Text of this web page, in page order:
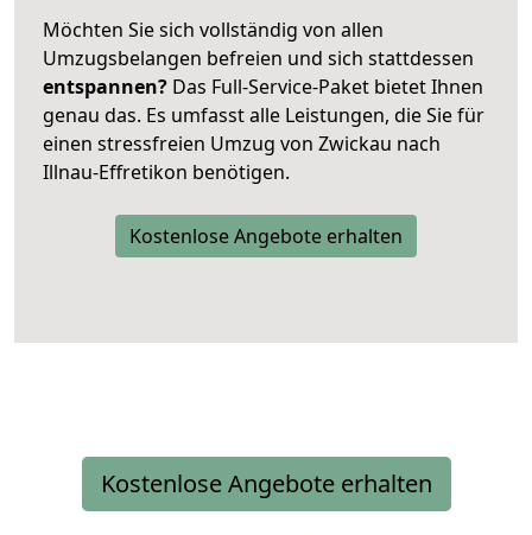
Möchten Sie sich vollständig von allen
Umzugsbelangen befreien und sich stattdessen
entspannen? Das Full-Service-Paket bietet Ihnen
genau das. Es umfasst alle Leistungen, die Sie für
einen stressfreien Umzug von Zwickau nach
Illnau-Effretikon benötigen.
Kostenlose Angebote erhalten
Kostenlose Angebote erhalten